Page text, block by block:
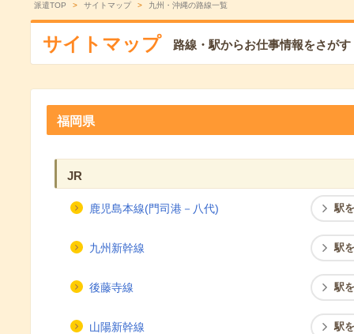
派遣TOP サイトマップ 九州・沖縄の路線一覧
サイトマップ 路線・駅からお仕事情報をさがす
福岡県
JR
鹿児島本線(門司港－八代) 駅
九州新幹線 駅
後藤寺線 駅
山陽新幹線 駅